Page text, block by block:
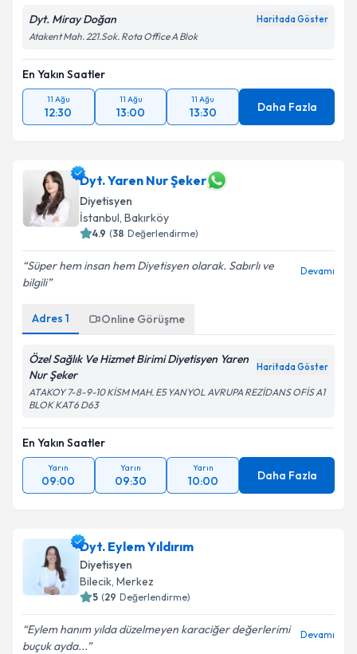
Takvim Talebini Gönder
Dyt. Miray Doğan Haritada Göster
Atakent Mah. 221.Sok. Rota Office A Blok
En Yakın Saatler
11 Ağu
12:30
11 Ağu
13:00
11 Ağu
13:30 Daha Fazla
Dyt. Yaren Nur Şeker
Diyetisyen
İstanbul, Bakırköy
4.9 (38 Değerlendirme)
Süper hem insan hem Diyetisyen olarak. Sabırlı ve
bilgili
Devamı
Adres 1 Online Görüşme
Özel Sağlık Ve Hizmet Birimi Diyetisyen Yaren
Nur Şeker
Haritada Göster
ATAKOY 7-8-9-10 KİSM MAH. E5 YANYOL AVRUPA REZİDANS OFİS A1
BLOK KAT6 D63
En Yakın Saatler
Yarın
09:00
Yarın
09:30
Yarın
10:00 Daha Fazla
Dyt. Eylem Yıldırım
Diyetisyen
Bilecik, Merkez
5 (29 Değerlendirme)
Eylem hanım yılda düzelmeyen karaciğer değerlerimi
buçuk ayda...
Devamı